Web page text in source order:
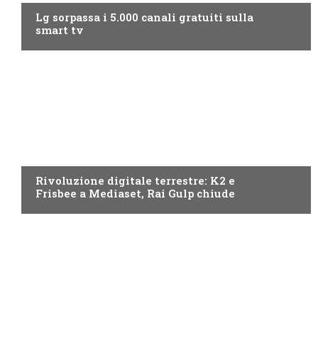
Lg sorpassa i 5.000 canali gratuiti sulla
smart tv
Rivoluzione digitale terrestre: K2 e
Frisbee a Mediaset, Rai Gulp chiude